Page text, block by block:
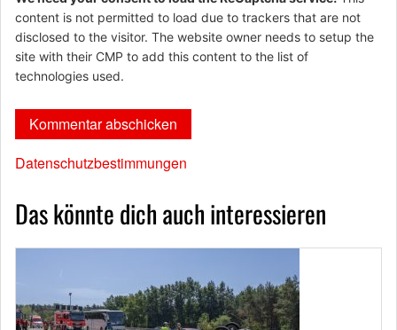
content is not permitted to load due to trackers that are not
disclosed to the visitor. The website owner needs to setup the
site with their CMP to add this content to the list of
technologies used.
Datenschutzbestimmungen
Das könnte dich auch interessieren